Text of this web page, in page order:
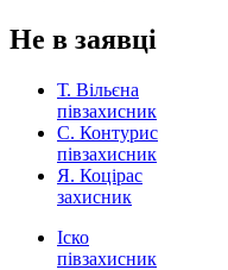
Не в заявці
Т. Вільєна
півзахисник
С. Контурис
півзахисник
Я. Коцірас
захисник
Іско
півзахисник